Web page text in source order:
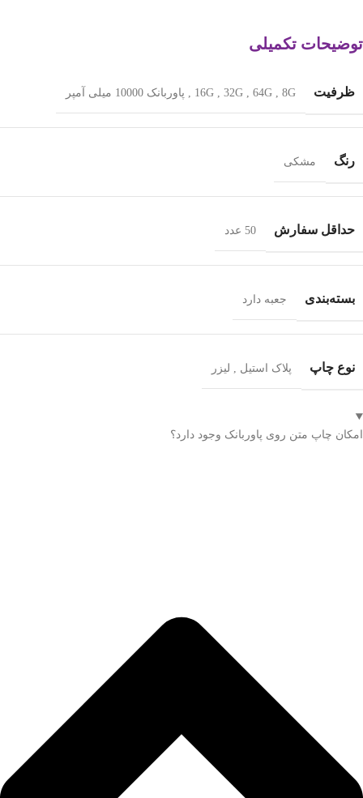
توضیحات تکمیلی
ظرفیت 16G 32G 64G 8G پاوربانک 10000 میلی ‌آمپر
رنگ مشکی
حداقل سفارش 50 عدد
بسته‌بندی جعبه دارد
نوع چاپ پلاک استیل لیزر
امکان چاپ متن روی پاوربانک وجود دارد؟